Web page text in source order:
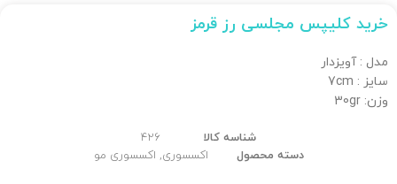
خرید کلیپس مجلسی رز قرمز
مدل : آویزدار
سایز : 7cm
وزن: 30gr
شناسه کالا
426
دسته محصول
اکسسوری, اکسسوری مو